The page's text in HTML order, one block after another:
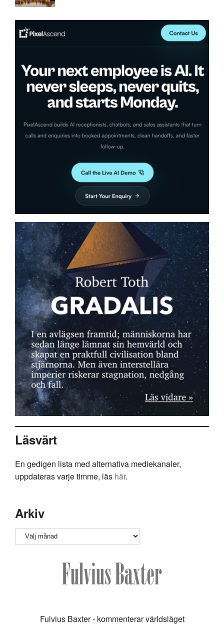
Läsvärt
En gedigen lista med alternativa mediekanaler,
uppdateras varje timme, läs här.
Arkiv
Arkiv
Fulvius Baxter - kommenterar världsläget